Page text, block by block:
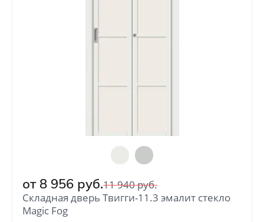
от 8 956 руб.11 940руб.
Складная дверь Твигги-11.3 эмалит стекло
Magic Fog